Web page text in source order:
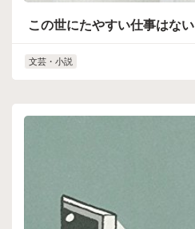
この世にたやすい仕事はない
文芸・小説